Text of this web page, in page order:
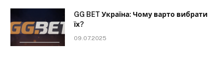
GG BET Україна: Чому варто вибрати
їх?
09.07.2025